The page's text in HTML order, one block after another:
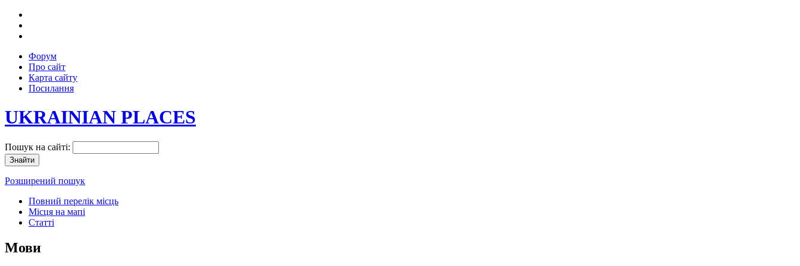
Форум
Про сайт
Карта сайту
Посилання
UKRAINIAN PLACES
Пошук на сайті:
Розширений пошук
Повний перелік місць
Місця на мапі
Статті
Мови